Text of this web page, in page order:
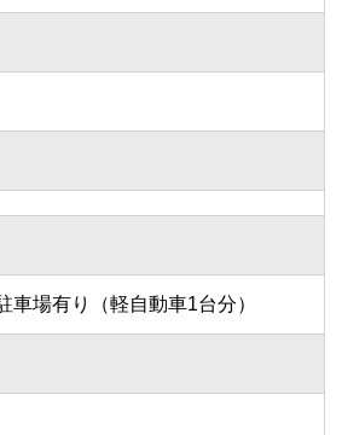
車場有り（軽自動車1台分）